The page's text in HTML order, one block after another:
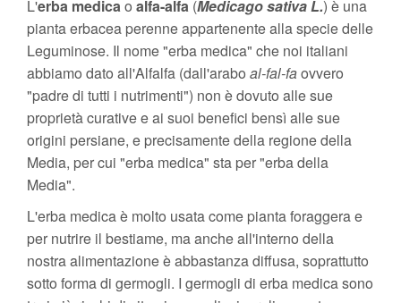
L'erba medicao alfa-alfa (MedicagosativaL.) è una
pianta erbacea perenne appartenente alla specie delle
Leguminose. Il nome "erba medica" che noi italiani
abbiamo dato all'Alfalfa (dall'arabo al-fal-faovvero
"padre di tutti i nutrimenti") non è dovuto alle sue
proprietà curative e ai suoi benefici bensì alle sue
origini persiane, e precisamente della regione della
Media, per cui "erba medica" sta per "erba della
Media".
L'erba medica è molto usata come pianta foraggera e
per nutrire il bestiame, ma anche all'interno della
nostra alimentazione è abbastanza diffusa, soprattutto
sotto forma di germogli. I germogli di erba medica sono